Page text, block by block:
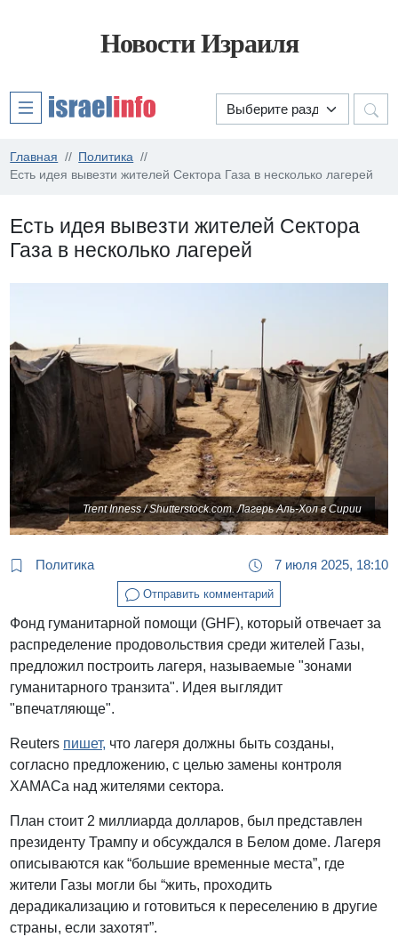
Новости Израиля
Главная
Политика
Есть идея вывезти жителей Сектора Газа в несколько лагерей
Есть идея вывезти жителей Сектора
Газа в несколько лагерей
Trent Inness / Shutterstock.com. Лагерь Аль-Хол в Сирии
Политика 7 июля 2025, 18:10
Отправить комментарий
Фонд гуманитарной помощи (GHF), который отвечает за
распределение продовольствия среди жителей Газы,
предложил построить лагеря, называемые "зонами
гуманитарного транзита". Идея выглядит
"впечатляюще".
Reuters пишет, что лагеря должны быть созданы,
согласно предложению, с целью замены контроля
ХАМАСа над жителями сектора.
План стоит 2 миллиарда долларов, был представлен
президенту Трампу и обсуждался в Белом доме. Лагеря
описываются как “большие временные места”, где
жители Газы могли бы “жить, проходить
дерадикализацию и готовиться к переселению в другие
страны, если захотят”.